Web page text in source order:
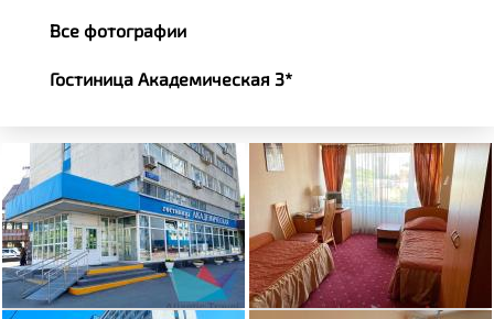
Все фотографии
Гостиница Академическая 3*